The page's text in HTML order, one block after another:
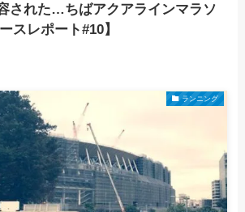
された…ちばアクアラインマラソ
スレポート#10】
ランニング